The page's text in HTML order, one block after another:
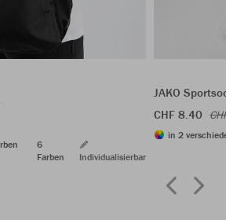
6
Farben
Individualisierbar
JAKO
CHF 8.40
in 2